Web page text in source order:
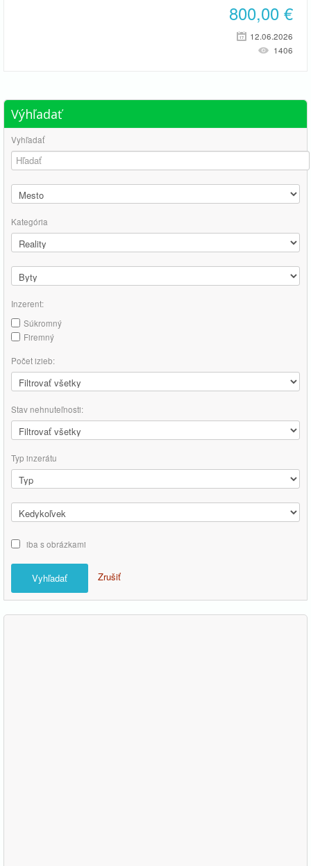
800,00 €
12.06.2026
1406
Výhľadať
Vyhľadať
Kategória
Inzerent:
Súkromný
Firemný
Počet izieb:
Stav nehnuteľnosti:
Typ inzerátu
iba s obrázkami
Vyhľadať Zrušiť